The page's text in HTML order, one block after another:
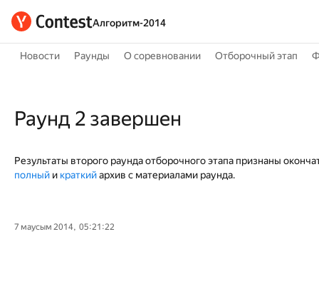
Алгоритм-2014
Новости Раунды О соревновании Отборочный этап
Раунд 2 завершен
Результаты второго раунда отборочного этапа признаны
полный и краткийархив с материалами раунда.
7 маусым 2014, 05:21:22